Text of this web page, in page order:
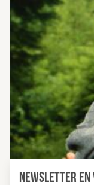
Newsletter En